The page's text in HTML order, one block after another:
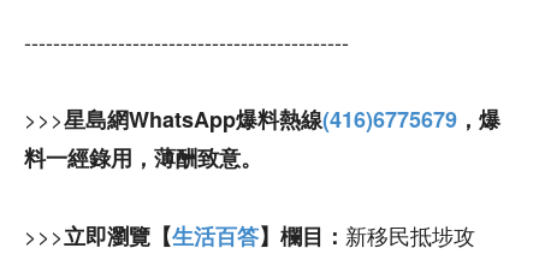
---------------------------------------------
>>>星島網WhatsApp爆料熱線(416)6775679 ，爆
料一經錄用，薄酬致意。
>>>立即瀏覽【生活百答】欄目： 新移民抵埗攻